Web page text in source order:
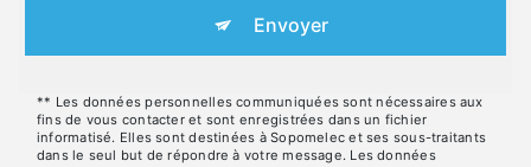
Envoyer
** Les données personnelles communiquées sont nécessaires aux
fins de vous contacter et sont enregistrées dans un fichier
informatisé. Elles sont destinées à Sopomelec et ses sous-traitants
dans le seul but de répondre à votre message. Les données